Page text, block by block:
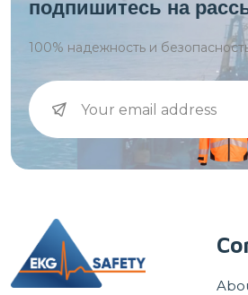
подпишитесь на
100% надежность и